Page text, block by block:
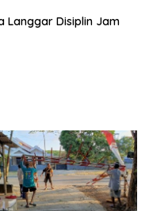
Langgar Disiplin Jam